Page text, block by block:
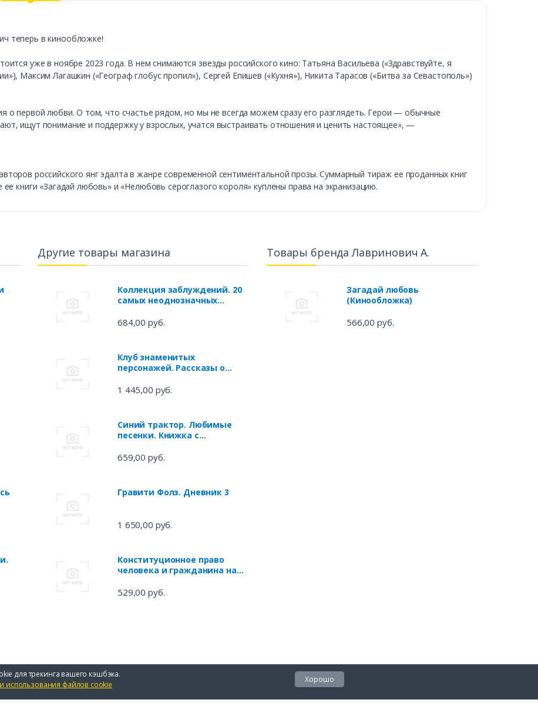
теперь в кинообложке!
уже в ноябре 2023 года. В нем снимаются звезды российского кино: Татьяна Васильева («Здравствуйте, я
Максим Лагашкин («Географ глобус пропил»), Сергей Епишев («Кухня»), Никита Тарасов («Битва за Севастополь»)
о первой любви. О том, что счастье рядом, но мы не всегда можем сразу его разглядеть. Герои — обычные
ищут понимание и поддержку у взрослых, учатся выстраивать отношения и ценить настоящее», —
российского янг эдалта в жанре современной сентиментальной прозы. Суммарный тираж ее проданных книг
книги «Загадай любовь» и «Нелюбовь сероглазого короля» куплены права на экранизацию.
Другие товары магазина
Коллекция заблуждений. 20
самых неоднозначных
684,00 руб.
Клуб знаменитых
персонажей. Рассказы о
литературных героев
1 445,00 руб.
Синий трактор. Любимые
песенки. Книжка с
659,00 руб.
Гравити Фолз. Дневник 3
1 650,00 руб.
Конституционное право
человека и гражданина на
деятельности органов
529,00 руб.
Товары бренда Лавринович А.
Загадай любовь
(Кинообложка)
566,00 руб.
для трекинга вашего кэшбэка.
использования файлов cookie
Хорошо